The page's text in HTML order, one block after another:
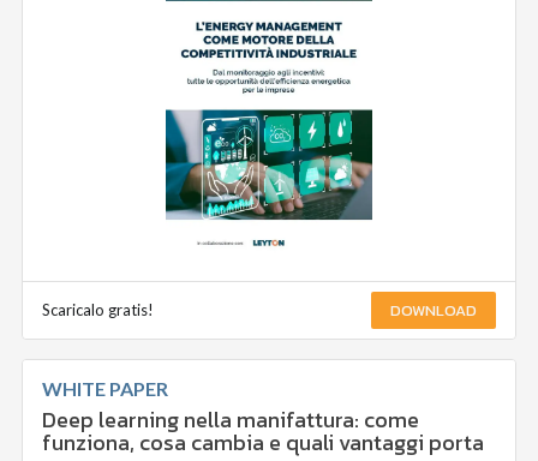
Scaricalo gratis! DOWNLOAD
WHITE PAPER
Deep learning nella manifattura: come
funziona, cosa cambia e quali vantaggi porta